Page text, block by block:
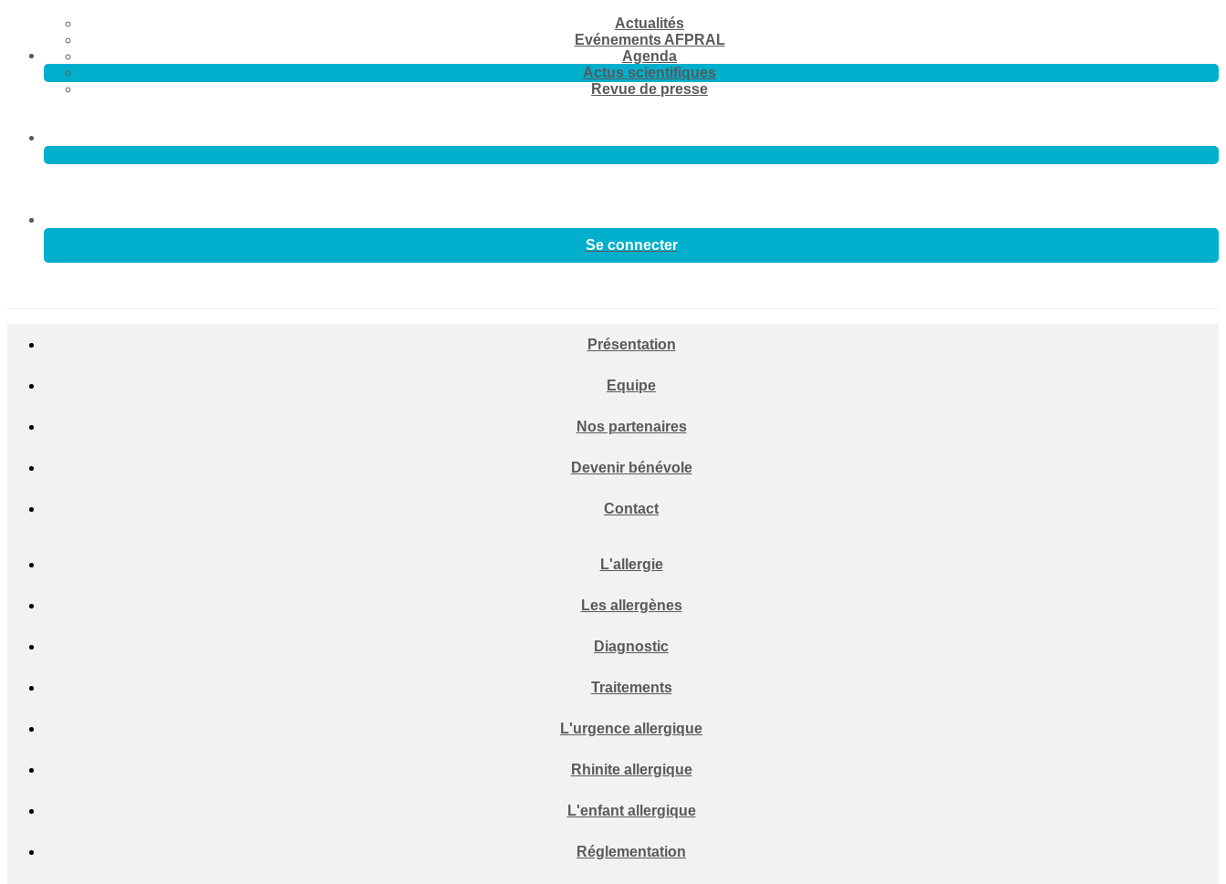
Actualités
Evénements AFPRAL
Agenda
Actus scientifiques
Revue de presse
Se connecter
Présentation
Equipe
Nos partenaires
Devenir bénévole
Contact
L'allergie
Les allergènes
Diagnostic
Traitements
L'urgence allergique
Rhinite allergique
L'enfant allergique
Réglementation